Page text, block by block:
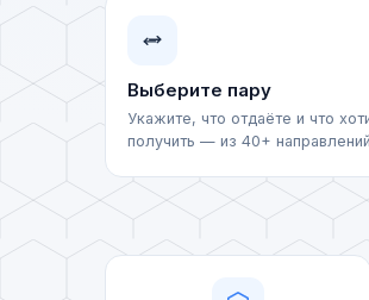
TrueUSD ERC20
Tether Gold ERC20
MonoBank (UAH)
Выберите пару
Укажите, что отдаёте и что
получить — из 40+